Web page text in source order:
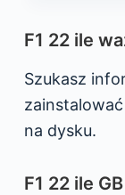
F1 22 ile
Szukasz
na dysku.
F1 22 ile